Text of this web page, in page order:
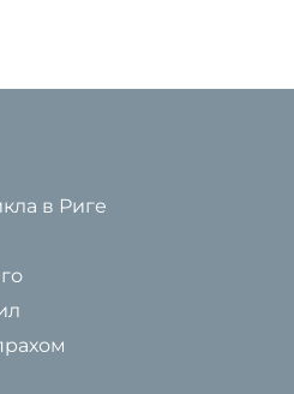
в Риге